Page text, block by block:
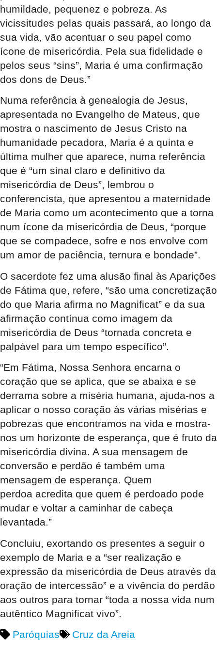
humildade, pequenez e pobreza. As
vicissitudes pelas quais passará, ao longo da
sua vida, vão acentuar o seu papel como
ícone de misericórdia. Pela sua fidelidade e
pelos seus “sins”, Maria é uma confirmação
dos dons de Deus.”
Numa referência à genealogia de Jesus,
apresentada no Evangelho de Mateus, que
mostra o nascimento de Jesus Cristo na
humanidade pecadora, Maria é a quinta e
última mulher que aparece, numa referência
que é “um sinal claro e definitivo da
misericórdia de Deus”, lembrou o
conferencista, que apresentou a maternidade
de Maria como um acontecimento que a torna
num ícone da misericórdia de Deus, “porque
que se compadece, sofre e nos envolve com
um amor de paciência, ternura e bondade”.
O sacerdote fez uma alusão final às Aparições
de Fátima que, refere, “são uma concretização
do que Maria afirma no Magnificat” e da sua
afirmação contínua como imagem da
misericórdia de Deus “tornada concreta e
palpável para um tempo específico”.
“Em Fátima, Nossa Senhora encarna o
coração que se aplica, que se abaixa e se
derrama sobre a miséria humana, ajuda-nos a
aplicar o nosso coração às várias misérias e
pobrezas que encontramos na vida e mostra-
nos um horizonte de esperança, que é fruto da
misericórdia divina. A sua mensagem de
conversão e perdão é também uma
mensagem de esperança. Quem
perdoa acredita que quem é perdoado pode
mudar e voltar a caminhar de cabeça
levantada.”
Concluiu, exortando os presentes a seguir o
exemplo de Maria e a “ser realização e
expressão da misericórdia de Deus através da
oração de intercessão” e a vivência do perdão
aos outros para tornar “toda a nossa vida num
autêntico Magnificat vivo”.
Paróquias
Cruz da Areia